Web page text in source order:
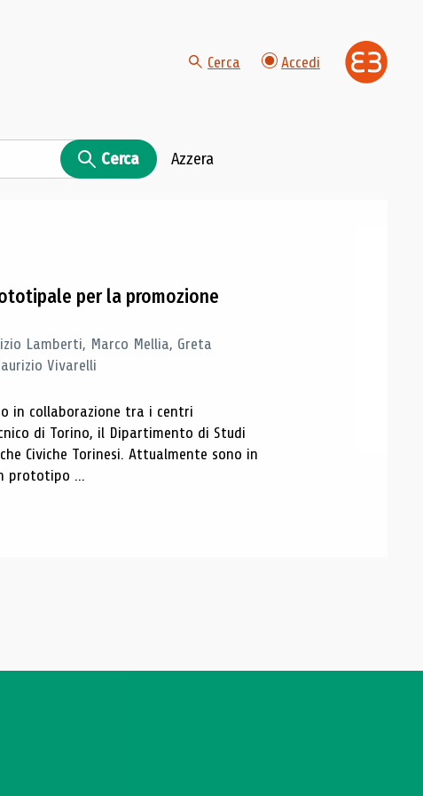
Cerca Accedi
Cerca Azzera
per la promozione
Lamberti, Marco Mellia, Greta
Vivarelli
in collaborazione tra i centri
di Torino, il Dipartimento di Studi
Civiche Torinesi. Attualmente sono in
prototipo ...